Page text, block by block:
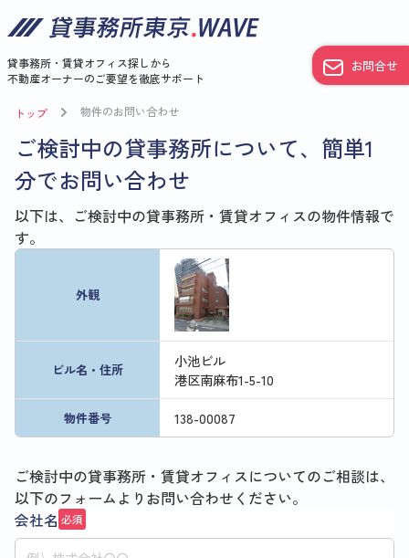
貸事務所・賃貸オフィス探しから
不動産オーナーのご要望を徹底サポート
お問合せ
トップ 物件のお問い合わせ
ご検討中の貸事務所について、簡単1
分でお問い合わせ
以下は、ご検討中の貸事務所・賃貸オフィスの物件情報で
す。
外観
ビル名・住所
小池ビル
港区南麻布1-5-10
物件番号 138-00087
ご検討中の貸事務所・賃貸オフィスについてのご相談は、
以下のフォームよりお問い合わせください。
会社名 必須